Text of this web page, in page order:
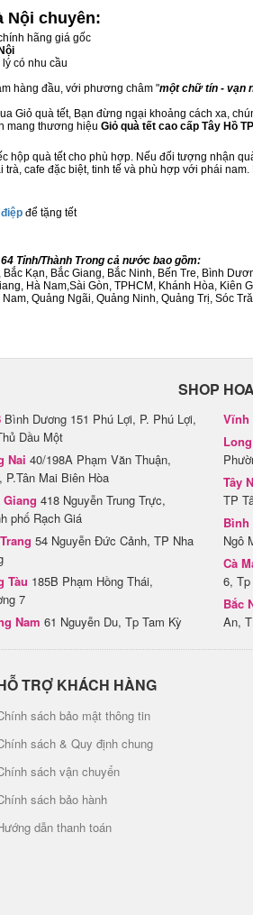
Nội chuyên:
hãng giá gốc
có nhu cầu
hàng đầu, với phương châm "một chữ tín - vạn
Giỏ quà tết, Bạn đừng ngại khoảng cách xa,
mang thương hiệu Giỏ quà tết cao cấp Tây Hồ
hộp quà tết cho phù hợp. Nếu đối tượng nhận
cafe đặc biệt, tinh tế và phù hợp với phái
để tặng tết
Tỉnh/Thành Trong cả nước bao gồm:
Bắc Kạn, Bắc Giang, Bắc Ninh, Bến Tre, Bình
Hà Nam,Sài Gòn, TPHCM, Khánh Hòa,
Quảng Ngãi, Quảng Ninh, Quảng Trị, Sóc
SHOP
Bình Dương 151 Phú Lợi, P. Phú Lợi,
Dầu Một
Nai 40/198A Phạm Văn Thuận,
P.Tân Mai Biên Hòa
Giang 418 Nguyễn Trung Trực,
phố Rạch Giá
54 Nguyễn Đức Cảnh, TP Nha
Tàu 185B Phạm Hồng Thái,
7
Nam 61 Nguyễn Du, Tp Tam Kỳ
Vĩnh
Tây
TP
Ngô
Cà
6,
Bắc
An,
TRỢ KHÁCH HÀNG
sách bảo mật thông tin
sách & Quy định chung
sách vận chuyển
sách bảo hành
dẫn thanh toán